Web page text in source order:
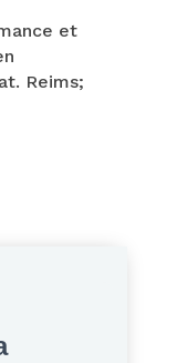
et
Reims;